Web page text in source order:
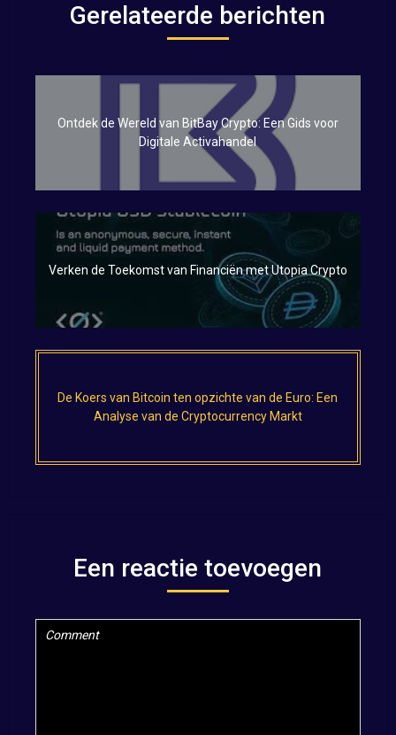
Gerelateerde berichten
Ontdek de Wereld van BitBay Crypto: Een Gids voor
Digitale Activahandel
Verken de Toekomst van Financiën met Utopia Crypto
De Koers van Bitcoin ten opzichte van de Euro: Een
Analyse van de Cryptocurrency Markt
Een reactie toevoegen